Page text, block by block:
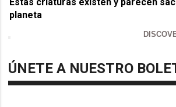
planeta
ÚNETE A NUESTRO